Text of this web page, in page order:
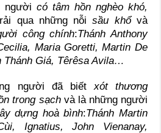
người có tâm hồn nghèo khó,
qua những nỗisầu khổvà
công chính:Thánh Anthony
Maria Goretti, Martin De
Thánh Giá, Têrêsa Avila…
người đã biết xót thương
trong sạchvà là những người
dựng hoà bình:Thánh Martin
Ignatius, John Vienanay,